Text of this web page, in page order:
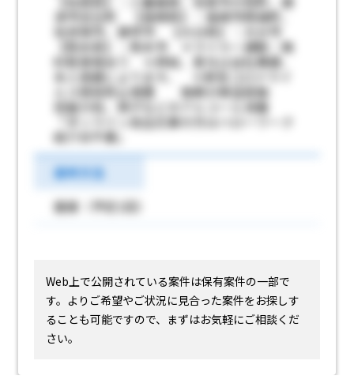
津市浜玉町 【長崎県】：長崎市西海町、
佐世保市、諫早市 【大分県】：大分市
【熊本県】：熊本市 ＊マイカー通勤：無
料駐車場あり ＊昇給、賞与は会社業績、
本人実績によります。 ＊新型コロナウイ
ルス感染防止措置 毎朝の検温実施
控室の机、椅子などのアルコール消毒
「オンライン自主応募の方はハローワーク
紹介状不要」
選考方法
面接（予定1回）
Web上で公開されている案件は保有案件の一部で
す。 よりご希望やご状況に見合った案件をお探しす
ることも可能ですので、まずはお気軽にご相談くだ
さい。